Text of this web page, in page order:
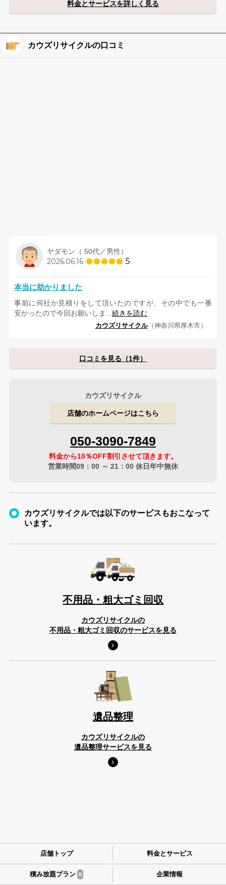
料金とサービスを詳しく見る
カウズリサイクルの口コミ
ヤダモン（ 50代／男性）
2026.06.16 5
本当に助かりました
事前に何社か見積りをして頂いたのですが、その中でも一番
安かったので今回お願いしま...続きを読む
カウズリサイクル（神奈川県厚木市）
口コミを見る（1件）
カウズリサイクル
店舗のホームページはこちら
050-3090-7849
料金から10％OFF割引させて頂きます。
営業時間09：00 ～ 21：00 休日年中無休
カウズリサイクルでは以下のサービスもおこなって
います。
不用品・粗大ゴミ回収
カウズリサイクルの
不用品・粗大ゴミ回収のサービスを見る
遺品整理
カウズリサイクルの
遺品整理サービスを見る
店舗トップ 料金とサービス
積み放題プラン 0 企業情報